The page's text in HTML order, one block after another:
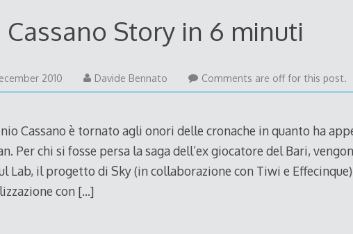
Cassano Story in 6 minuti
201029
December
Davide Bennato Comments are off for this post.
Cassano è tornato agli onori delle cronache in quanto ha
Per chi si fosse persa la saga dell’ex giocatore del Bari,
Lab, il progetto di Sky (in collaborazione con Tiwi e Effecinque)
con […]